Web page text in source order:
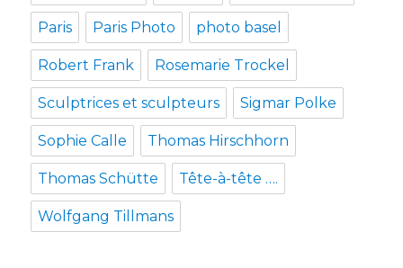
Paris Paris Photo photo basel
Robert Frank Rosemarie Trockel
Sculptrices et sculpteurs Sigmar Polke
Sophie Calle Thomas Hirschhorn
Thomas Schütte Tête-à-tête ….
Wolfgang Tillmans